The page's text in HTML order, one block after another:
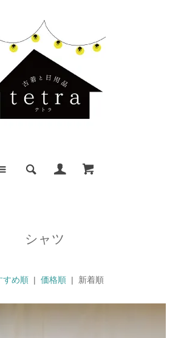
シャツ
すめ順 | 価格順 | 新着順